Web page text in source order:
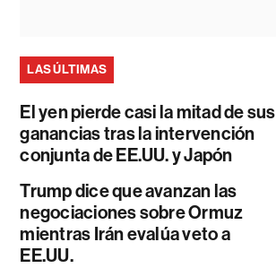
LAS ÚLTIMAS
El yen pierde casi la mitad de sus
ganancias tras la intervención
conjunta de EE.UU. y Japón
Trump dice que avanzan las
negociaciones sobre Ormuz
mientras Irán evalúa veto a
EE.UU.